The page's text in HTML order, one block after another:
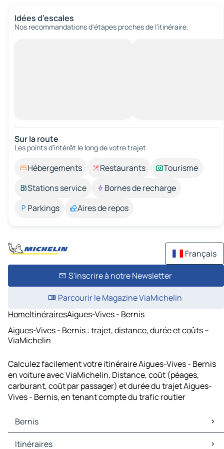
Idées d’escales
Nos recommandations d'étapes proches de l’itinéraire.
Sur la route
Les points d’intérêt le long de votre trajet.
Hébergements Restaurants
Tourisme
Stations service
Bornes de recharge
Parkings
Aires de repos
Français
S'inscrire à notre Newsletter
Parcourir le Magazine ViaMichelin
HomeItinérairesAigues-Vives - Bernis
Aigues-Vives - Bernis : trajet, distance, durée et coûts –
ViaMichelin
Calculez facilement votre itinéraire Aigues-Vives - Bernis
en voiture avec ViaMichelin. Distance, coût (péages,
carburant, coût par passager) et durée du trajet Aigues-
Vives - Bernis, en tenant compte du trafic routier
Bernis
Bernis Cartes et plans
Itinéraires